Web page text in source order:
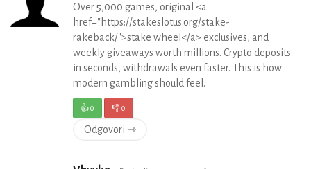
Over 5,000 games, original <a
href="https://stakeslotus.org/stake-
rakeback/">stake wheel</a> exclusives, and
weekly giveaways worth millions. Crypto deposits
in seconds, withdrawals even faster. This is how
modern gambling should feel.
👍0 👎0
Odgovori ⇾